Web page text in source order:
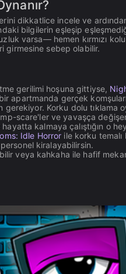
dikkatlice incele ve
bilgilerin eşleşip
varsa— hemen kırmızı
girmesine sebep olabilir.
gerilimi hoşuna gittiyse,
apartmanda gerçek
Korku dolu tıklama
scare'ler ve yavaşça
kalmaya çalıştığın o
Idle Horror ile korku
kiralayabilirsin.
veya kahkaha ile hafif